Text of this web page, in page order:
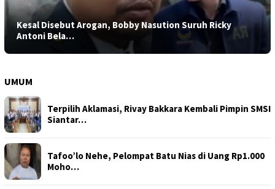
Kesal Disebut Arogan, Bobby Nasution Suruh Ricky
Antoni Bela…
UMUM
Terpilih Aklamasi, Rivay Bakkara Kembali Pimpin SMSI
Siantar…
Tafoo’lo Nehe, Pelompat Batu Nias di Uang Rp1.000
Moho…